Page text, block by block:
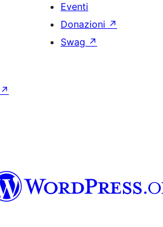
Eventi
Donazioni ↗
Swag ↗
↗